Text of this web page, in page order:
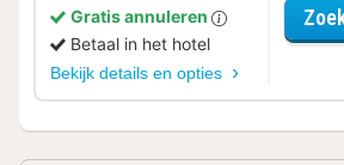
Gratis annuleren
Betaal in het hotel
Bekijk details en opties